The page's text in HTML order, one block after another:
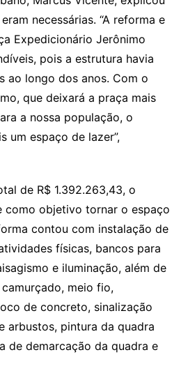
necessárias. “A reforma e
Expedicionário Jerônimo
pois a estrutura havia
ao longo dos anos. Com o
que deixará a praça mais
a nossa população, o
um espaço de lazer”,
de R$ 1.392.263,43, o
como objetivo tornar o espaço
contou com instalação de
físicas, bancos para
e iluminação, além de
meio fio,
de concreto, sinalização
arbustos, pintura da quadra
de demarcação da quadra e